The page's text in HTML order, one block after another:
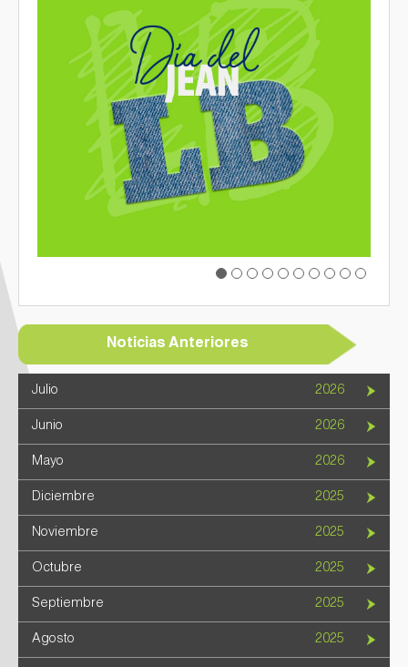
Galería de Fotos
Documentarios
Previous Next
Noticias Anteriores
Julio 2026
Junio 2026
Mayo 2026
Diciembre 2025
Noviembre 2025
Octubre 2025
Septiembre 2025
Agosto 2025